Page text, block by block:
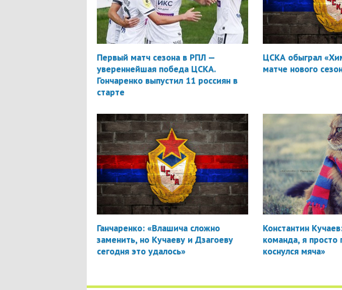
Первый матч сезона в РПЛ —
увереннейшая победа ЦСКА.
Гончаренко выпустил 11 россиян в
старте
ЦСКА обыграл
матче нового
Ганчаренко: «Влашича сложно
заменить, но Кучаеву и Дзагоеву
сегодня это удалось»
Константин
команда, я просто
коснулся мяча»